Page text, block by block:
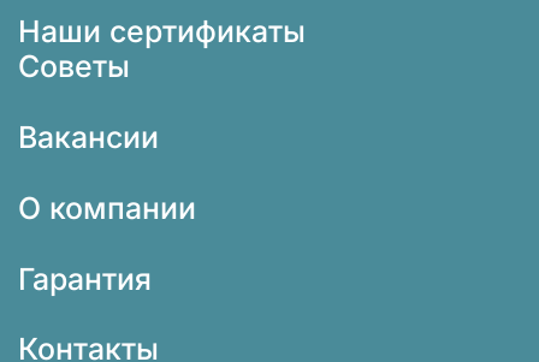
Наши сертификаты
Советы
Вакансии
О компании
Гарантия
Контакты